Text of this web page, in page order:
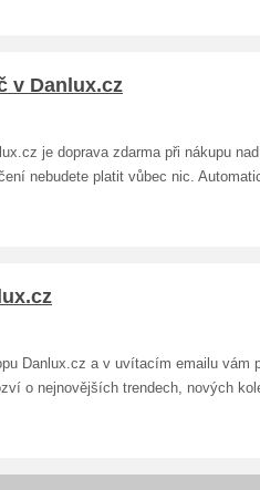
v Danlux.cz
je doprava zdarma při nákupu
nebudete platit vůbec nic.
Danlux.cz a v uvítacím emailu vám
o nejnovějších trendech, nových